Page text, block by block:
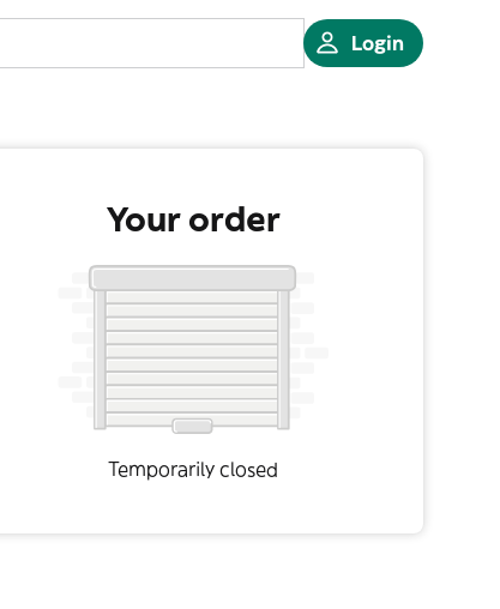
Login
Your order
Temporarily closed